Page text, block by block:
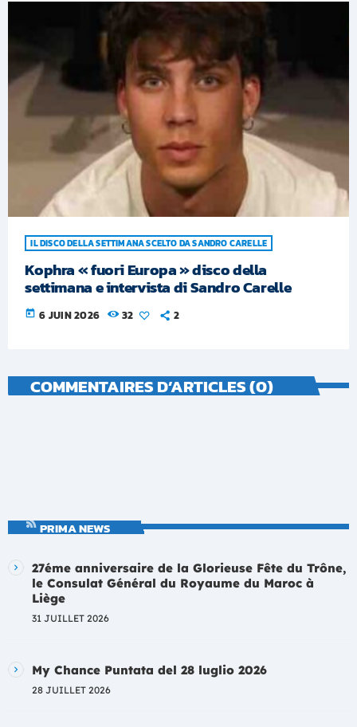
IL DISCO DELLA SETTIMANA SCELTO DA SANDRO CARELLE
Kophra « fuori Europa » disco della
settimana e intervista di Sandro Carelle
today 6 JUIN 2026 32 2
COMMENTAIRES D’ARTICLES (0)
PRIMA NEWS
27éme anniversaire de la Glorieuse Fête du Trône,
le Consulat Général du Royaume du Maroc à
Liège
31 JUILLET 2026
My Chance Puntata del 28 luglio 2026
28 JUILLET 2026